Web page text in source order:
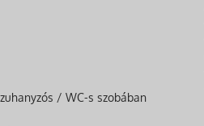
/ WC-s szobában